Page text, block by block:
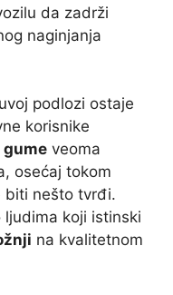
da zadrži
naginjanja
podlozi ostaje
korisnike
gume veoma
osećaj tokom
biti nešto tvrđi.
ljudima koji istinski
na kvalitetnom